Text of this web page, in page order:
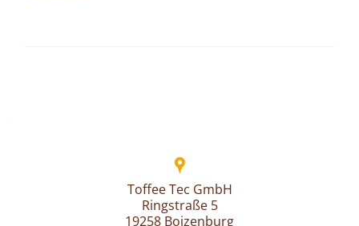
Toffee Tec GmbH
Ringstraße 5
19258 Boizenburg